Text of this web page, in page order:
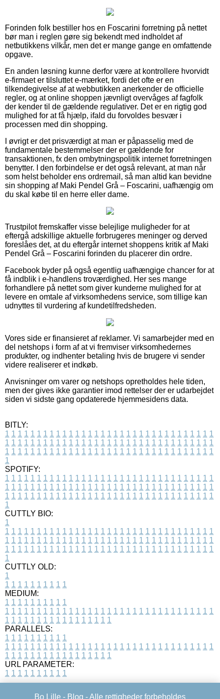
Forinden folk bestiller hos en Foscarini forretning på nettet
bør man i reglen gøre sig bekendt med indholdet af
netbutikkens vilkår, men det er mange gange en omfattende
opgave.
En anden løsning kunne derfor være at kontrollere hvorvidt
e-firmaet er tilsluttet e-mærket, fordi det ofte er en
tilkendegivelse af at webbutikken anerkender de officielle
regler, og at online shoppen jævnligt overvåges af fagfolk
der kender til de gældende regulativer. Det er en rigtig god
mulighed for at få hjælp, ifald du forvoldes besvær i
processen med din shopping.
I øvrigt er det prisværdigt at man er påpasselig med de
fundamentale bestemmelser der er gældende for
transaktionen, fx den ombytningspolitik internet forretningen
benytter. I den forbindelse er det også relevant, at man når
som helst beholder ens ordremail, så man altid kan bevidne
sin shopping af Maki Pendel Grå – Foscarini, uafhængig om
du skal købe til en herre eller dame.
Trustpilot fremskaffer visse belejlige muligheder for at
eftergå adskillige aktuelle forbrugeres meninger og derved
foreslåes det, at du eftergår internet shoppens kritik af Maki
Pendel Grå – Foscarini forinden du placerer din ordre.
Facebook byder på også egentlig uafhængige chancer for at
få indblik i e-handlens troværdighed. Her ses mange
forhandlere på nettet som giver kunderne mulighed for at
levere en omtale af virksomhedens service, som tillige kan
udnyttes til vurdering af kundetilfredsheden.
Vores side er finansieret af reklamer. Vi samarbejder med en
del netshops i form af at vi fremviser virksomhedernes
produkter, og indhenter betaling hvis de brugere vi sender
videre realiserer et indkøb.
Anvisninger om varer og netshops opretholdes hele tiden,
men der gives ikke garantier imod rettelser der er udarbejdet
siden vi sidste gang opdaterede hjemmesidens data.
BITLY:
1 1 1 1 1 1 1 1 1 1 1 1 1 1 1 1 1 1 1 1 1 1 1 1 1 1 1 1 1 1 1 1 1
1 1 1 1 1 1 1 1 1 1 1 1 1 1 1 1 1 1 1 1 1 1 1 1 1 1 1 1 1 1 1 1 1
1 1 1 1 1 1 1 1 1 1 1 1 1 1 1 1 1 1 1 1 1 1 1 1 1 1 1 1 1 1 1 1 1
1
SPOTIFY:
1 1 1 1 1 1 1 1 1 1 1 1 1 1 1 1 1 1 1 1 1 1 1 1 1 1 1 1 1 1 1 1 1
1 1 1 1 1 1 1 1 1 1 1 1 1 1 1 1 1 1 1 1 1 1 1 1 1 1 1 1 1 1 1 1 1
1 1 1 1 1 1 1 1 1 1 1 1 1 1 1 1 1 1 1 1 1 1 1 1 1 1 1 1 1 1 1 1 1
1
CUTTLY BIO:
1
1 1 1 1 1 1 1 1 1 1 1 1 1 1 1 1 1 1 1 1 1 1 1 1 1 1 1 1 1 1 1 1 1
1 1 1 1 1 1 1 1 1 1 1 1 1 1 1 1 1 1 1 1 1 1 1 1 1 1 1 1 1 1 1 1 1
1 1 1 1 1 1 1 1 1 1 1 1 1 1 1 1 1 1 1 1 1 1 1 1 1 1 1 1 1 1 1 1 1
1
CUTTLY OLD:
1
1 1 1 1 1 1 1 1 1 1
MEDIUM:
1 1 1 1 1 1 1 1 1 1
1 1 1 1 1 1 1 1 1 1 1 1 1 1 1 1 1 1 1 1 1 1 1 1 1 1 1 1 1 1 1 1 1
1 1 1 1 1 1 1 1 1 1 1 1 1 1 1 1 1
PARALLELS:
1 1 1 1 1 1 1 1 1 1
1 1 1 1 1 1 1 1 1 1 1 1 1 1 1 1 1 1 1 1 1 1 1 1 1 1 1 1 1 1 1 1 1
1 1 1 1 1 1 1 1 1 1 1 1 1 1 1 1 1
URL PARAMETER:
1 1 1 1 1 1 1 1 1 1
Bo Lille - Blog - Alle rettigheder forbeholdes